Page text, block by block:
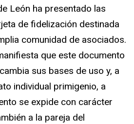
León ha presentado las
de fidelización destinada
comunidad de asociados.
que este documento
sus bases de uso y, a
individual primigenio, a
se expide con carácter
a la pareja del